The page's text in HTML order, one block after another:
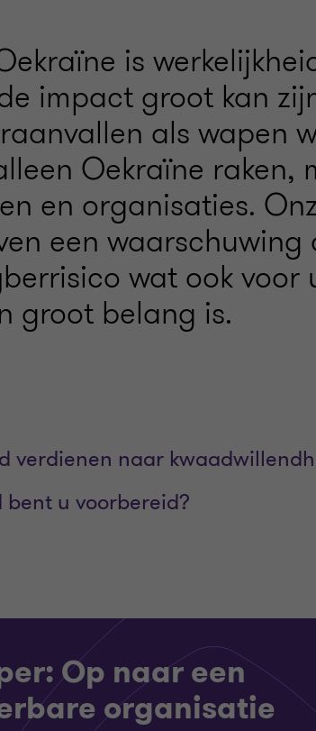
is
impact groot kan
als wapen
Oekraïne raken,
en organisaties.
een waarschuwing
wat ook voor
groot belang is.
verdienen naar
u voorbereid?
Op naar een
organisatie